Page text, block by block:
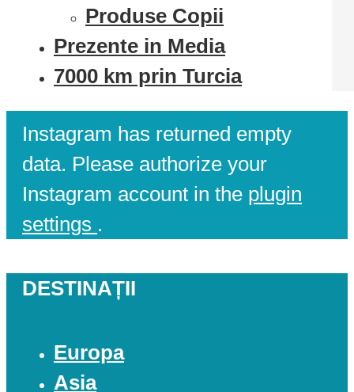
Produse Copii
Prezente in Media
7000 km prin Turcia
Instagram has returned empty
data. Please authorize your
Instagram account in the plugin
settings .
DESTINAȚII
Europa
Asia